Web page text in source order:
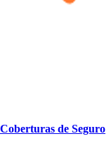
Coberturas de Seguro